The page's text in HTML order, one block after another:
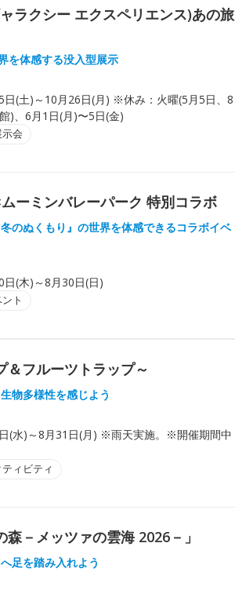
ラクシー エクスペリエンス)あの旅
を体感する没入型展示
日(土)～10月26日(月) ※休み：火曜(5月5日、8
)、6月1日(月)〜5日(金)
会
ーミンバレーパーク 特別コラボ
冬のぬくもり』の世界を体感できるコラボイベ
日(木)～8月30日(日)
ト
フルーツトラップ～
物多様性を感じよう
(水)～8月31日(月) ※雨天実施。※開催期間中
ィビティ
－メッツァの雲海 2026－」
足を踏み入れよう